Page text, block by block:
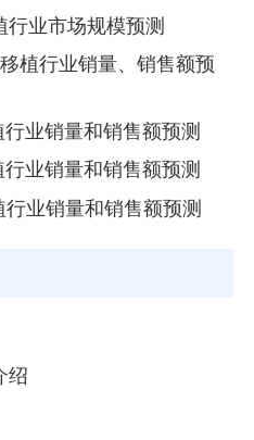
行业市场规模预测
植行业销量、销售额预
业销量和销售额预测
业销量和销售额预测
业销量和销售额预测
绍